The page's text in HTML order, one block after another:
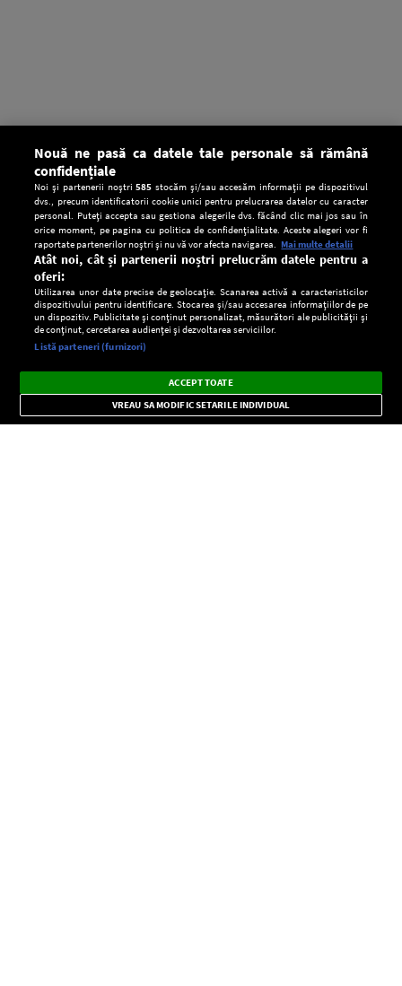
CONFIDENŢIALITATE
Setări:
Dark
Mode
Radio live, podcasturi, știri și alerte
importante.
×
Nouă ne pasă ca datele tale personale să rămână
confidențiale
Noi și partenerii noștri585 stocăm și/sau accesăm informații pe dispozitivul
dvs., precum identificatorii cookie unici pentru prelucrarea datelor cu caracter
personal. Puteți accepta sau gestiona alegerile dvs. făcând clic mai jos sau în
orice moment, pe pagina cu politica de confidențialitate. Aceste alegeri vor fi
raportate partenerilor noștri și nu vă vor afecta navigarea. Mai multe detalii
Atât noi, cât și partenerii noștri prelucrăm datele pentru a
oferi:
Utilizarea unor date precise de geolocație. Scanarea activă a caracteristicilor
dispozitivului pentru identificare. Stocarea și/sau accesarea informațiilor de pe
un dispozitiv. Publicitate și conținut personalizat, măsurători ale publicității și
de conținut, cercetarea audienței și dezvoltarea serviciilor.
Listă parteneri (furnizori)
ACCEPT TOATE
VREAU SA MODIFIC SETARILE INDIVIDUAL